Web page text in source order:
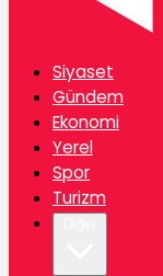
Siyaset
Gündem
Ekonomi
Yerel
Spor
Turizm